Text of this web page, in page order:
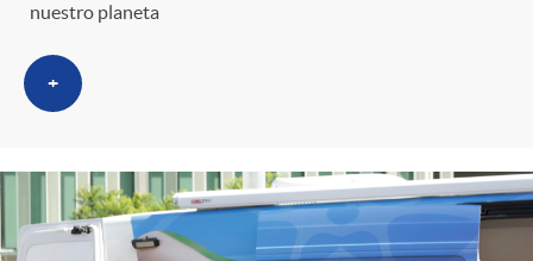
nuestro planeta
+